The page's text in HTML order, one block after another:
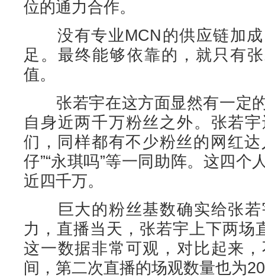
位的通力合作。
没有专业MCN的供应链加成
足。最终能够依靠的，就只有
值。
张若宇在这方面显然有一定
自身近两千万粉丝之外。张若
们，同样都有不少粉丝的网红达
仔”“永琪吗”等一同助阵。这四个
近四千万。
巨大的粉丝基数确实给张若
力，直播当天，张若宇上下两场
这一数据非常可观，对比起来
间，第二次直播的场观数量也为